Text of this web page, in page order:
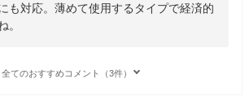
も対応。薄めて使用するタイプで経済的
。
全てのおすすめコメント（3件）